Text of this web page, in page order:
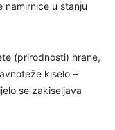
namirnice u stanju
(prirodnosti) hrane,
kiselo –
se zakiseljava